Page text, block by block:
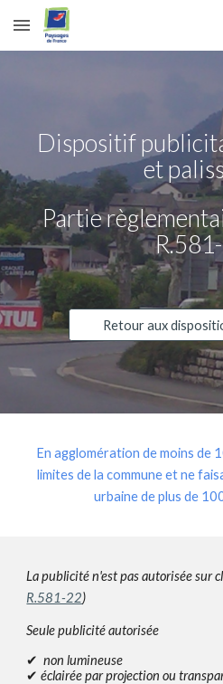
Skip to main content
Dispositif
et
Partie
R.581-
Retour aux
En agglomération de moins de
limites de la commune et ne
urbaine de plus de
La publicité n'est pas autorisée sur
R.581-22)
Seule publicité autorisée
✔non lumineuse
✔éclairée par projection ou